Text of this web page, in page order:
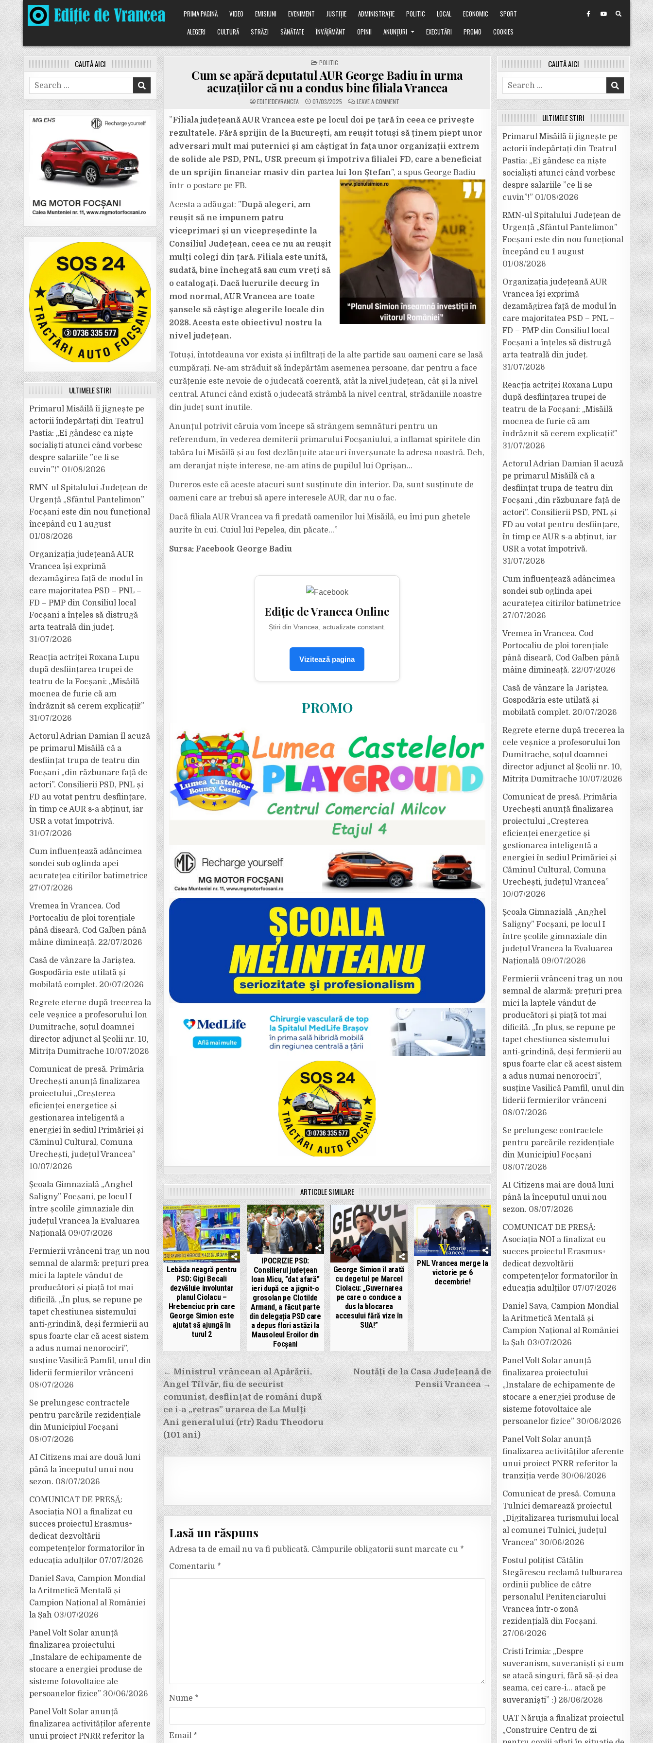
Skip
to
content
PRIMA PAGINĂ VIDEO EMISIUNI EVENIMENT JUSTIȚIE ADMINISTRAȚIE POLITIC LOCAL ECONOMIC
SPORT
ALEGERI
CULTURĂ STRĂZI SĂNĂTATE ÎNVĂȚĂMÂNT OPINII ANUNȚURI EXECUTĂRI PROMO COOKIES
POSTED
IN
POLITIC
Cum se apără deputatul AUR George Badiu în urma
acuzațiilor că nu a condus bine filiala Vrancea
EDITIEDEVRANCEA 07/03/2025 LEAVE A COMMENT
CUM
APĂRĂ
DEPUTATUL
AUR
GEORGE
ÎN
ACUZAȚIILOR
NU
A
CONDUS
BINE
FILIALA
”Filiala județeană AUR Vrancea este pe locul doi pe țară în ceea ce privește
rezultatele. Fără sprijin de la București, am reușit totuși să ținem piept unor
adversari mult mai puternici și am câștigat în fața unor organizații extrem
de solide ale PSD, PNL, USR precum și împotriva filialei FD, care a beneficiat
de un sprijin financiar masiv din partea lui Ion Ștefan”, a spus George Badiu
într-o postare pe FB.
Acesta a adăugat: ”După alegeri, am
reușit să ne impunem patru
viceprimari și un vicepreședinte la
Consiliul Județean, ceea ce nu au reușit
mulți colegi din țară. Filiala este unită,
sudată, bine închegată sau cum vreți să
o catalogați. Dacă lucrurile decurg în
mod normal, AUR Vrancea are toate
șansele să câștige alegerile locale din
2028. Acesta este obiectivul nostru la
nivel județean.
Totuși, întotdeauna vor exista și infiltrați de la alte partide sau oameni care se lasă
cumpărați. Ne-am străduit să îndepărtăm asemenea persoane, dar pentru a face
curățenie este nevoie de o judecată coerentă, atât la nivel județean, cât și la nivel
central. Atunci când există o judecată strâmbă la nivel central, strădaniile noastre
din județ sunt inutile.
Anunțul potrivit căruia vom începe să strângem semnături pentru un
referendum, în vederea demiterii primarului Focșaniului, a inflamat spiritele din
tabăra lui Misăilă și au fost dezlănțuite atacuri înverșunate la adresa noastră. Deh,
am deranjat niște interese, ne-am atins de pupilul lui Oprișan…
Dureros este că aceste atacuri sunt susținute din interior. Da, sunt susținute de
oameni care ar trebui să apere interesele AUR, dar nu o fac.
Dacă filiala AUR Vrancea va fi predată oamenilor lui Misăilă, eu îmi pun ghetele
aurite în cui. Cuiul lui Pepelea, din păcate…”
Sursa: Facebook George Badiu
Ediție de Vrancea Online
Știri din Vrancea, actualizate constant.
Vizitează pagina
PROMO
ARTICOLE SIMILARE
Lebăda neagră pentru
PSD: Gigi Becali
dezvăluie involuntar
planul Ciolacu –
Hrebenciuc prin care
George Simion este
ajutat să ajungă în
turul 2
IPOCRIZIE PSD:
Consilierul județean
Ioan Micu, ”dat afară”
ieri după ce a jignit-o
grosolan pe Clotilde
Armand, a făcut parte
din delegația PSD care
a depus flori astăzi la
Mausoleul Eroilor din
Focșani
George Simion îl arată
cu degetul pe Marcel
Ciolacu: „Guvernarea
pe care o conduce a
dus la blocarea
accesului fără vize în
SUA!”
PNL Vrancea merge la
victorie pe 6
decembrie!
Navigare
în
articole
Noutăți de la Casa Județeană de
Pensii Vrancea →
← Ministrul vrâncean al Apărării,
Angel Tîlvăr, fiu de securist
comunist, desființat de români după
ce i-a „retras” urarea de La Mulți
Ani generalului (rtr) Radu Theodoru
(101 ani)
Lasă un răspuns
Adresa ta de email nu va fi publicată. Câmpurile obligatorii sunt marcate cu *
Comentariu *
Nume *
Email *
CAUTĂ AICI
Search
for:
ULTIMELE ȘTIRI
Primarul Misăilă îi jignește pe
actorii îndepărtați din Teatrul
Pastia: „Ei gândesc ca niște
socialiști atunci când vorbesc
despre salariile ”ce li se
cuvin”!” 01/08/2026
RMN-ul Spitalului Județean de
Urgență „Sfântul Pantelimon”
Focșani este din nou funcțional
începând cu 1 august
01/08/2026
Organizația județeană AUR
Vrancea își exprimă
dezamăgirea față de modul în
care majoritatea PSD – PNL –
FD – PMP din Consiliul local
Focșani a înțeles să distrugă
arta teatrală din județ.
31/07/2026
Reacția actriței Roxana Lupu
după desființarea trupei de
teatru de la Focșani: „Misăilă
mocnea de furie că am
îndrăznit să cerem explicații!”
31/07/2026
Actorul Adrian Damian îl acuză
pe primarul Misăilă că a
desființat trupa de teatru din
Focșani „din răzbunare față de
actori”. Consilierii PSD, PNL și
FD au votat pentru desființare,
în timp ce AUR s-a abținut, iar
USR a votat împotrivă.
31/07/2026
Cum influențează adâncimea
sondei sub oglinda apei
acuratețea citirilor batimetrice
27/07/2026
Vremea în Vrancea. Cod
Portocaliu de ploi torențiale
până diseară, Cod Galben până
mâine dimineață. 22/07/2026
Casă de vânzare la Jariștea.
Gospodăria este utilată și
mobilată complet. 20/07/2026
Regrete eterne după trecerea la
cele veșnice a profesorului Ion
Dumitrache, soțul doamnei
director adjunct al Școlii nr. 10,
Mitrița Dumitrache 10/07/2026
Comunicat de presă. Primăria
Urechești anunță finalizarea
proiectului „Creșterea
eficienței energetice și
gestionarea inteligentă a
energiei în sediul Primăriei și
Căminul Cultural, Comuna
Urechești, județul Vrancea”
10/07/2026
Școala Gimnazială „Anghel
Saligny” Focșani, pe locul I
între școlile gimnaziale din
județul Vrancea la Evaluarea
Națională 09/07/2026
Fermierii vrânceni trag un nou
semnal de alarmă: prețuri prea
mici la laptele vândut de
producători și piață tot mai
dificilă. „În plus, se repune pe
tapet chestiunea sistemului
anti-grindină, deși fermierii au
spus foarte clar că acest sistem
a adus numai nenorociri”,
susține Vasilică Pamfil, unul din
liderii fermierilor vrânceni
08/07/2026
Se prelungesc contractele
pentru parcările rezidențiale
din Municipiul Focșani
08/07/2026
AI Citizens mai are două luni
până la începutul unui nou
sezon. 08/07/2026
COMUNICAT DE PRESĂ:
Asociația NOI a finalizat cu
succes proiectul Erasmus+
dedicat dezvoltării
competențelor formatorilor în
educația adulților 07/07/2026
Daniel Sava, Campion Mondial
la Aritmetică Mentală și
Campion Național al României
la Șah 03/07/2026
Panel Volt Solar anunță
finalizarea proiectului
„Instalare de echipamente de
stocare a energiei produse de
sisteme fotovoltaice ale
persoanelor fizice” 30/06/2026
Panel Volt Solar anunță
finalizarea activităților aferente
unui proiect PNRR referitor la
CAUTĂ AICI
Search
for:
ULTIMELE ȘTIRI
Primarul Misăilă îi jignește pe
actorii îndepărtați din Teatrul
Pastia: „Ei gândesc ca niște
socialiști atunci când vorbesc
despre salariile ”ce li se
cuvin”!” 01/08/2026
RMN-ul Spitalului Județean de
Urgență „Sfântul Pantelimon”
Focșani este din nou funcțional
începând cu 1 august
01/08/2026
Organizația județeană AUR
Vrancea își exprimă
dezamăgirea față de modul în
care majoritatea PSD – PNL –
FD – PMP din Consiliul local
Focșani a înțeles să distrugă
arta teatrală din județ.
31/07/2026
Reacția actriței Roxana Lupu
după desființarea trupei de
teatru de la Focșani: „Misăilă
mocnea de furie că am
îndrăznit să cerem explicații!”
31/07/2026
Actorul Adrian Damian îl acuză
pe primarul Misăilă că a
desființat trupa de teatru din
Focșani „din răzbunare față de
actori”. Consilierii PSD, PNL și
FD au votat pentru desființare,
în timp ce AUR s-a abținut, iar
USR a votat împotrivă.
31/07/2026
Cum influențează adâncimea
sondei sub oglinda apei
acuratețea citirilor batimetrice
27/07/2026
Vremea în Vrancea. Cod
Portocaliu de ploi torențiale
până diseară, Cod Galben până
mâine dimineață. 22/07/2026
Casă de vânzare la Jariștea.
Gospodăria este utilată și
mobilată complet. 20/07/2026
Regrete eterne după trecerea la
cele veșnice a profesorului Ion
Dumitrache, soțul doamnei
director adjunct al Școlii nr. 10,
Mitrița Dumitrache 10/07/2026
Comunicat de presă. Primăria
Urechești anunță finalizarea
proiectului „Creșterea
eficienței energetice și
gestionarea inteligentă a
energiei în sediul Primăriei și
Căminul Cultural, Comuna
Urechești, județul Vrancea”
10/07/2026
Școala Gimnazială „Anghel
Saligny” Focșani, pe locul I
între școlile gimnaziale din
județul Vrancea la Evaluarea
Națională 09/07/2026
Fermierii vrânceni trag un nou
semnal de alarmă: prețuri prea
mici la laptele vândut de
producători și piață tot mai
dificilă. „În plus, se repune pe
tapet chestiunea sistemului
anti-grindină, deși fermierii au
spus foarte clar că acest sistem
a adus numai nenorociri”,
susține Vasilică Pamfil, unul din
liderii fermierilor vrânceni
08/07/2026
Se prelungesc contractele
pentru parcările rezidențiale
din Municipiul Focșani
08/07/2026
AI Citizens mai are două luni
până la începutul unui nou
sezon. 08/07/2026
COMUNICAT DE PRESĂ:
Asociația NOI a finalizat cu
succes proiectul Erasmus+
dedicat dezvoltării
competențelor formatorilor în
educația adulților 07/07/2026
Daniel Sava, Campion Mondial
la Aritmetică Mentală și
Campion Național al României
la Șah 03/07/2026
Panel Volt Solar anunță
finalizarea proiectului
„Instalare de echipamente de
stocare a energiei produse de
sisteme fotovoltaice ale
persoanelor fizice” 30/06/2026
Panel Volt Solar anunță
finalizarea activităților aferente
unui proiect PNRR referitor la
tranziția verde 30/06/2026
Comunicat de presă. Comuna
Tulnici demarează proiectul
„Digitalizarea turismului local
al comunei Tulnici, județul
Vrancea” 30/06/2026
Fostul polițist Cătălin
Stegărescu reclamă tulburarea
ordinii publice de către
personalul Penitenciarului
Vrancea într-o zonă
rezidențială din Focșani.
27/06/2026
Cristi Irimia: „Despre
suveranism, suveraniști și cum
se atacă singuri, fără să-și dea
seama, cei care-i… atacă pe
suveraniști” :) 26/06/2026
UAT Năruja a finalizat proiectul
„Construire Centru de zi